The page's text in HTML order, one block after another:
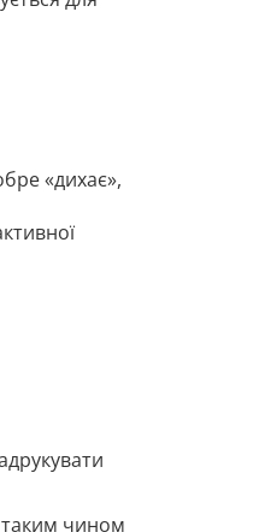
«дихає»,
таким чином